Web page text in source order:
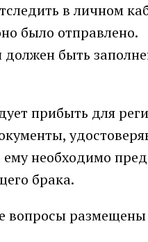
в личном
было отправлено.
быть
прибыть для
необходимо
брака.
размещены